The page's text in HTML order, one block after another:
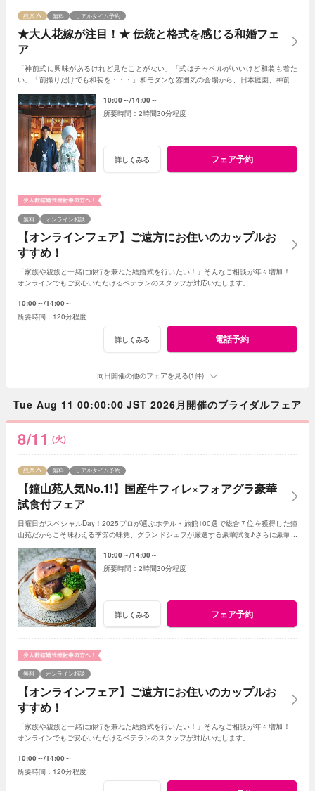
★大人花嫁が注目！★ 伝統と格式を感じる和婚フェ
ア
残席 無料 リアルタイム予約
「神前式に興味があるけれど見たことがない」「式はチャペルがいいけど和装も着た
い」「前撮りだけでも和装を・・・」和モダンな雰囲気の会場から、日本庭園、神前会
10:00～ 14:00～
2時間30分程度
詳しくみる フェア予約
【オンラインフェア】ご遠方にお住いのカップルお
すすめ！
無料 オンライン相談
「家族や親族と一緒に旅行を兼ねた結婚式を行いたい！」そんなご相談が年々増加！
オンラインでもご安心いただけるベテランのスタッフが対応いたします。
10:00～ 14:00～
120分程度
詳しくみる 電話予約
同日開催の他のフェアを見る(1件)
Tue Aug 11 00:00:00 JST 2026月開催のブライダルフェア
8/11 (火)
【鐘山苑人気No.1!】国産牛フィレ×フォアグラ豪華
試食付フェア
残席 無料 リアルタイム予約
日曜日がスペシャルDay！2025プロが選ぶホテル・旅館100選で総合７位を獲得した鐘
山苑だからこそ味わえる季節の味覚、グランドシェフが厳選する豪華試食♪さらに豪華限
10:00～ 14:00～
2時間30分程度
詳しくみる フェア予約
【オンラインフェア】ご遠方にお住いのカップルお
すすめ！
無料 オンライン相談
「家族や親族と一緒に旅行を兼ねた結婚式を行いたい！」そんなご相談が年々増加！
オンラインでもご安心いただけるベテランのスタッフが対応いたします。
10:00～ 14:00～
120分程度